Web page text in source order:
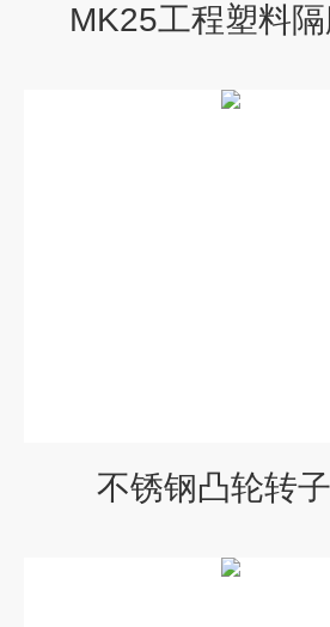
MK25工程塑料
不锈钢凸轮转